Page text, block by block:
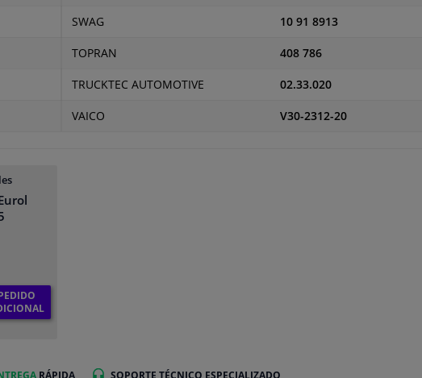
SWAG 10 91 8913
TOPRAN 408 786
TRUCKTEC AUTOMOTIVE 02.33.020
VAICO V30-2312-20
RÁPIDA SOPORTE TÉCNICO ESPECIALIZADO